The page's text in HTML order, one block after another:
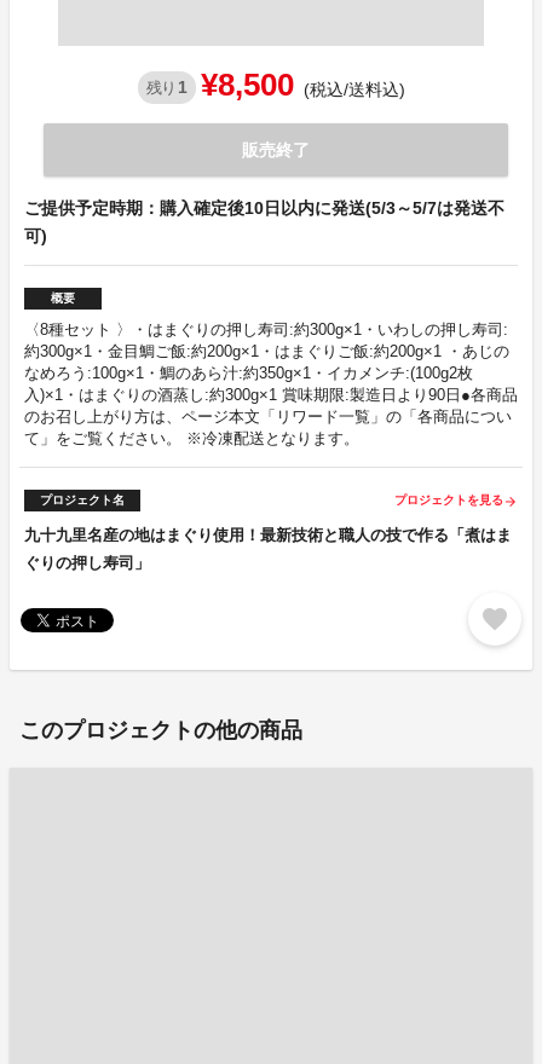
残り 1 ¥8,500 (税込/送料込)
販売終了
ご提供予定時期：購入確定後10日以内に発送(5/3～5/7は発送不
可)
概要
〈8種セット 〉・はまぐりの押し寿司:約300g×1・いわしの押し寿司:
約300g×1・金目鯛ご飯:約200g×1・はまぐりご飯:約200g×1 ・あじの
なめろう:100g×1・鯛のあら汁:約350g×1・イカメンチ:(100g2枚
入)×1・はまぐりの酒蒸し:約300g×1 賞味期限:製造日より90日●各商品
のお召し上がり方は、ページ本文「リワード一覧」の「各商品につい
て」をご覧ください。 ※冷凍配送となります。
プロジェクト名 プロジェクトを見る arrow_forward
九十九里名産の地はまぐり使用！最新技術と職人の技で作る「煮はま
ぐりの押し寿司」
favorite
このプロジェクトの他の商品